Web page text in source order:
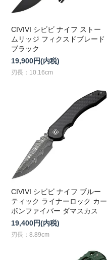
CIVIVI シビビ ナイフ ストー
ムリッジ フィクスドブレード
ブラック
19,900円(内税)
刃長：10.16cm
CIVIVI シビビ ナイフ ブルー
ティック ライナーロック カー
ボンファイバー ダマスカス
19,400円(内税)
刃長：8.89cm